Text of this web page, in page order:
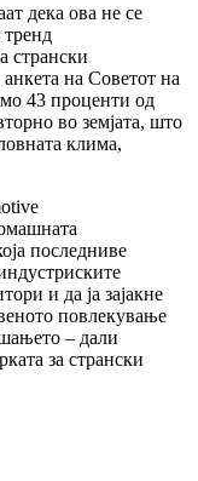
дека ова не се
странски
на Советот на
43 проценти од
во земјата, што
клима,
последниве
и да ја зајакне
повлекување
– дали
за странски